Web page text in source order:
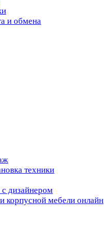
и обмена
техники
с дизайнером
корпусной мебели онлайн